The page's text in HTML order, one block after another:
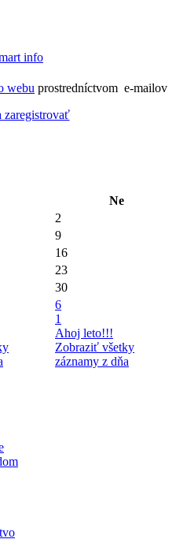
webu prostredníctvom e-mailov
zaregistrovať
Ne
2
9
16
23
30
6
1
Ahoj leto!!!
Zobraziť všetky
záznamy z dňa